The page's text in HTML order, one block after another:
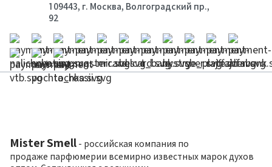
109443, г. Москва, Волгоградский пр.,
92
Mister Smell - российская компания по
продаже парфюмерии всемирно известных марок духов